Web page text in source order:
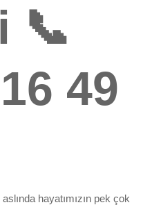
📞
49
hayatımızın pek çok